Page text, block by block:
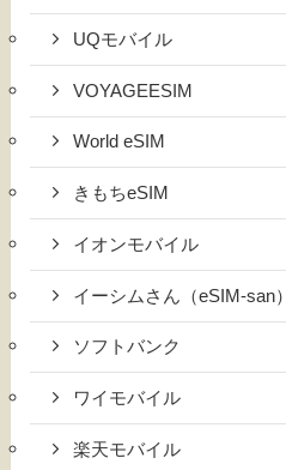
UQモバイル
VOYAGEESIM
World eSIM
きもちeSIM
イオンモバイル
イーシムさん（eSIM-san）
ソフトバンク
ワイモバイル
楽天モバイル